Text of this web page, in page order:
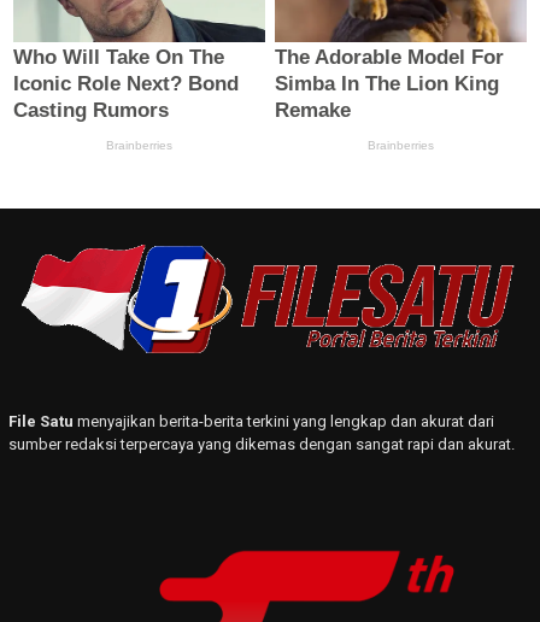
File Satu menyajikan berita-berita terkini yang lengkap dan akurat dari
sumber redaksi terpercaya yang dikemas dengan sangat rapi dan akurat.